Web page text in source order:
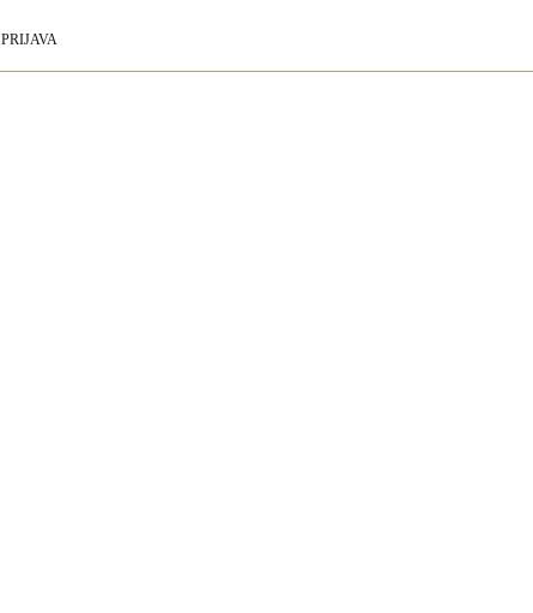
PRIJAVA